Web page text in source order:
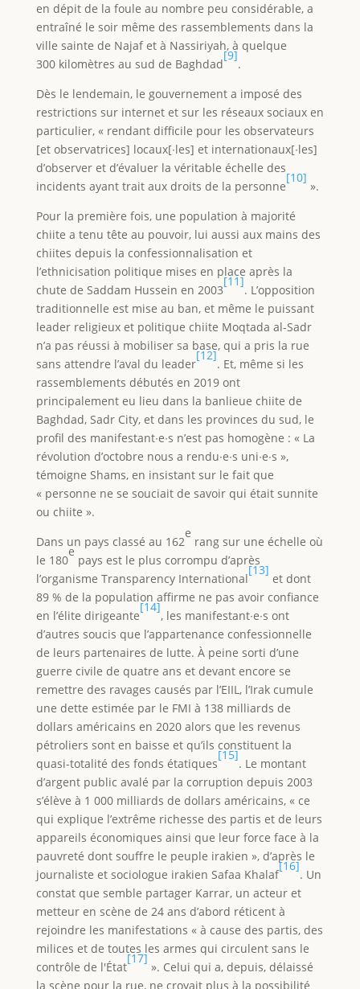
en dépit de la foule au nombre peu considérable, a
entraîné le soir même des rassemblements dans la
ville sainte de Najaf et à Nassiriyah, à quelque
300 kilomètres au sud de Baghdad
[9]
.
Dès le lendemain, le gouvernement a imposé des
restrictions sur internet et sur les réseaux sociaux en
particulier, « rendant difficile pour les observateurs
[et observatrices] locaux[∙les] et internationaux[∙les]
d’observer et d’évaluer la véritable échelle des
incidents ayant trait aux droits de la personne
[10]
».
Pour la première fois, une population à majorité
chiite a tenu tête au pouvoir, lui aussi aux mains des
chiites depuis la confessionnalisation et
l’ethnicisation politique mises en place après la
chute de Saddam Hussein en 2003
[11]
. L’opposition
traditionnelle est mise au ban, et même le puissant
leader religieux et politique chiite Moqtada al-Sadr
n’a pas réussi à mobiliser sa base, qui a pris la rue
sans attendre l’aval du leader
[12]
. Et, même si les
rassemblements débutés en 2019 ont
principalement eu lieu dans la banlieue chiite de
Baghdad, Sadr City, et dans les provinces du sud, le
profil des manifestant∙e∙s n’est pas homogène : « La
révolution d’octobre nous a rendu∙e∙s uni∙e∙s »,
témoigne Shams, en insistant sur le fait que
« personne ne se souciait de savoir qui était sunnite
ou chiite ».
Dans un pays classé au 162
e
rang sur une échelle où
le 180
e
pays est le plus corrompu d’après
l’organisme Transparency International
[13]
et dont
89 % de la population affirme ne pas avoir confiance
en l’élite dirigeante
[14]
, les manifestant∙e∙s ont
d’autres soucis que l’appartenance confessionnelle
de leurs partenaires de lutte. À peine sorti d’une
guerre civile de quatre ans et devant encore se
remettre des ravages causés par l’EIIL, l’Irak cumule
une dette estimée par le FMI à 138 milliards de
dollars américains en 2020 alors que les revenus
pétroliers sont en baisse et qu’ils constituent la
quasi-totalité des fonds étatiques
[15]
. Le montant
d’argent public avalé par la corruption depuis 2003
s’élève à 1 000 milliards de dollars américains, « ce
qui explique l’extrême richesse des partis et de leurs
appareils économiques ainsi que leur force face à la
pauvreté dont souffre le peuple irakien », d’après le
journaliste et sociologue irakien Safaa Khalaf
[16]
. Un
constat que semble partager Karrar, un acteur et
metteur en scène de 24 ans d’abord réticent à
rejoindre les manifestations « à cause des partis, des
milices et de toutes les armes qui circulent sans le
contrôle de l'État
[17]
». Celui qui a, depuis, délaissé
la scène pour la rue, ne croyait plus à la possibilité